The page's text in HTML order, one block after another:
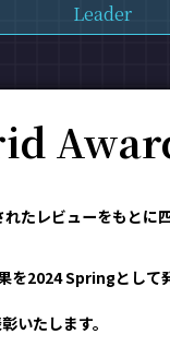
Leader
レビューをもとに
2024 Springとして
いたします。